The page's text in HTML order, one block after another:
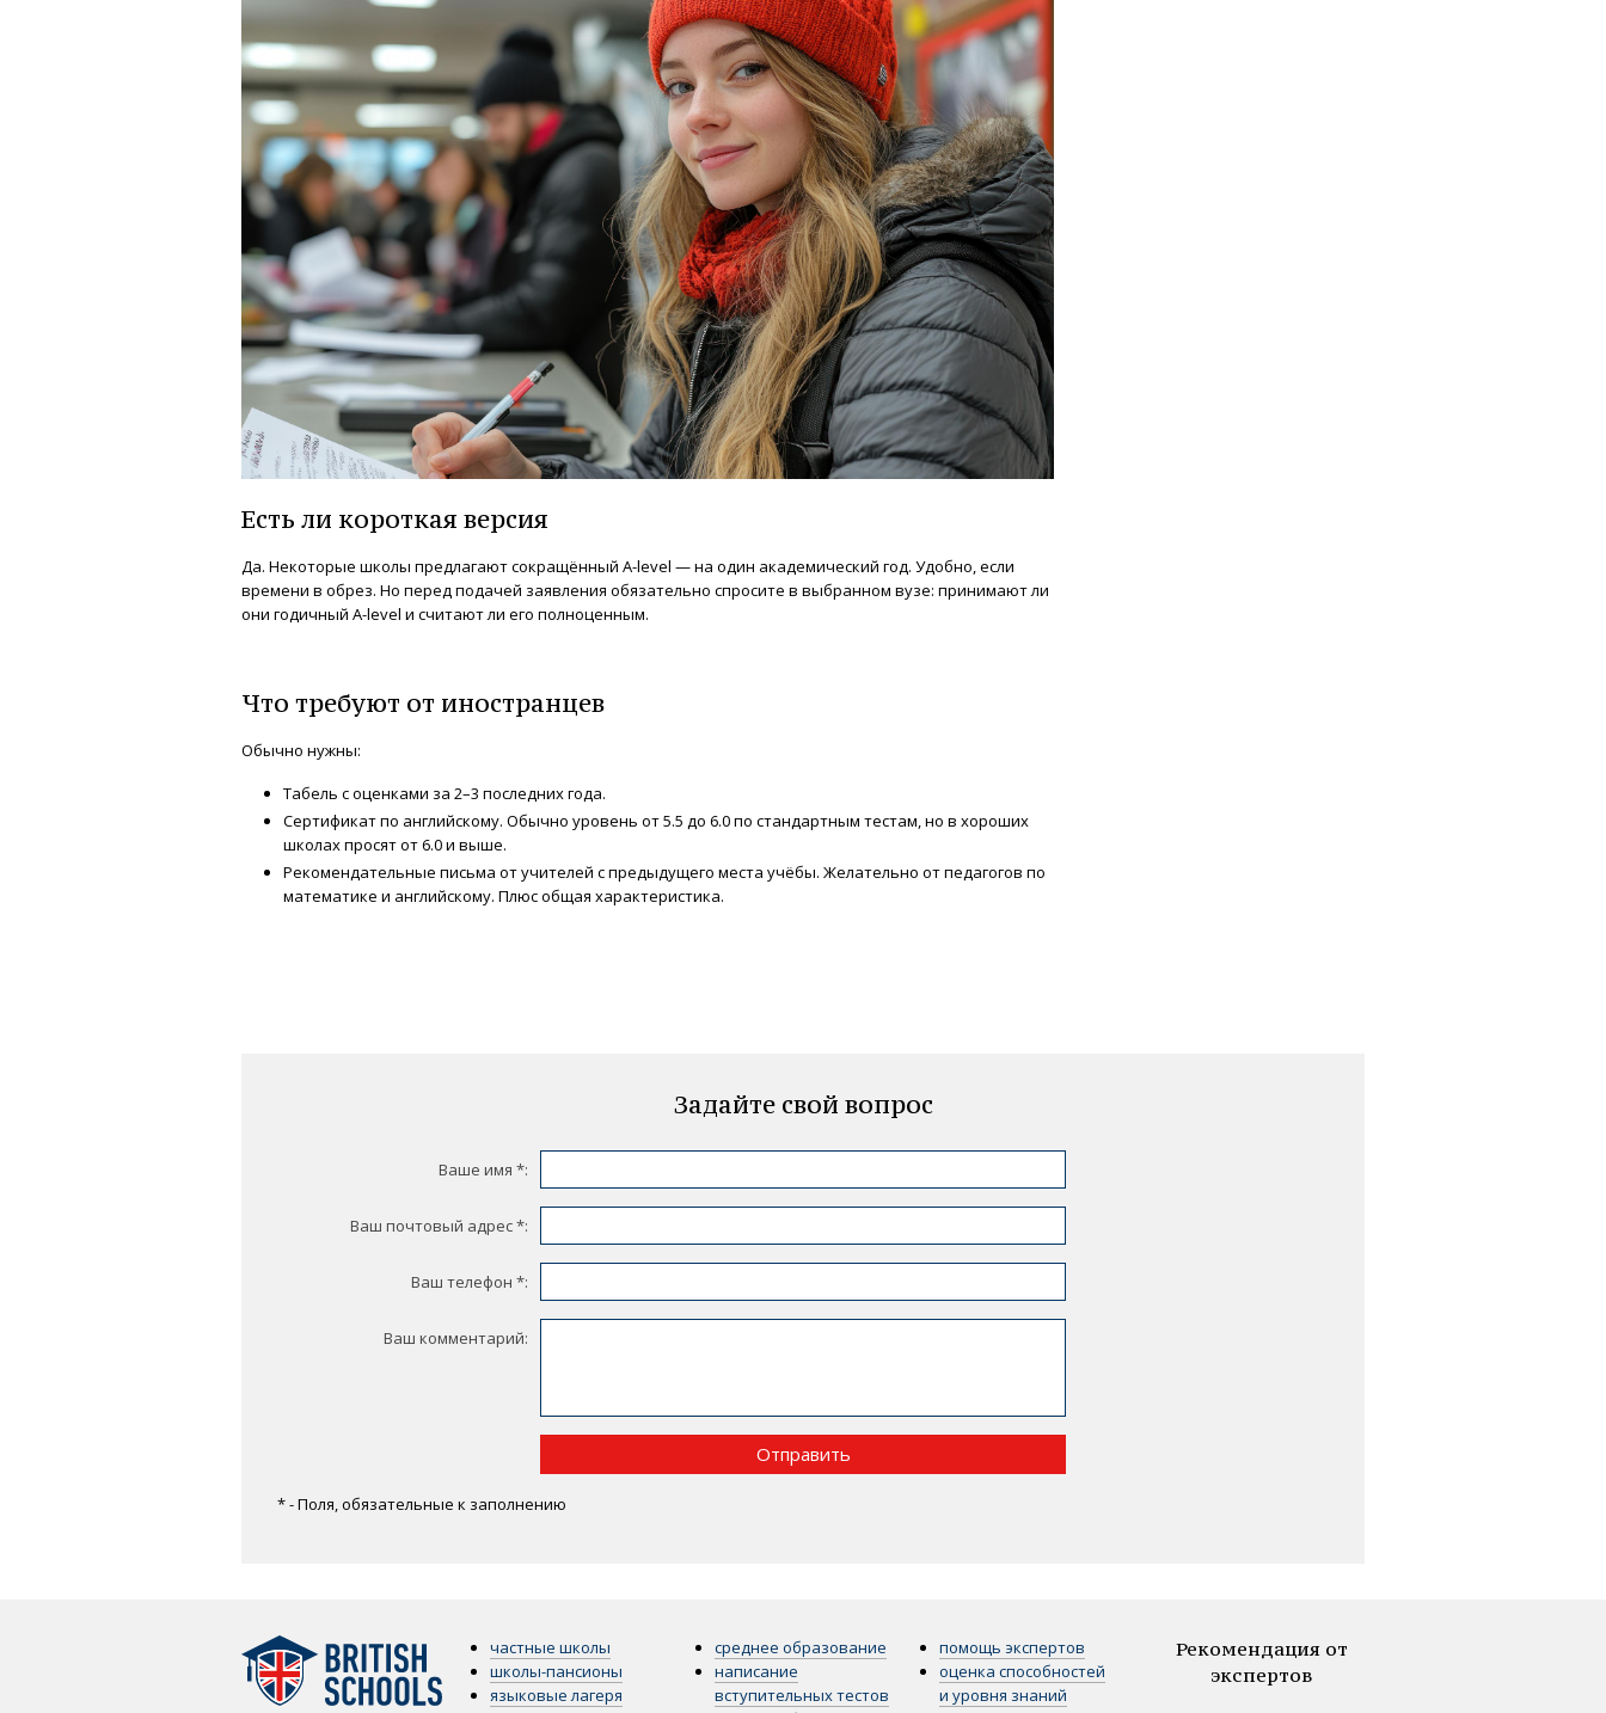
Есть ли короткая версия
Да. Некоторые школы предлагают сокращённый A-level — на один академический год. Удобно, если
времени в обрез. Но перед подачей заявления обязательно спросите в выбранном вузе: принимают ли
они годичный A-level и считают ли его полноценным.
Что требуют от иностранцев
Обычно нужны:
Табель с оценками за 2–3 последних года.
Сертификат по английскому. Обычно уровень от 5.5 до 6.0 по стандартным тестам, но в хороших
школах просят от 6.0 и выше.
Рекомендательные письма от учителей с предыдущего места учёбы. Желательно от педагогов по
математике и английскому. Плюс общая характеристика.
Задайте свой вопрос
Ваше имя *:
Ваш почтовый адрес *:
Ваш телефон *:
Ваш комментарий:
Отправить
* - Поля, обязательные к заполнению
частные школы
школы-пансионы
языковые лагеря
среднее образование
написание
вступительных тестов
помощь экспертов
оценка способностей
и уровня знаний
Рекомендация от
экспертов